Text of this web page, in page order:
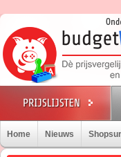
Home Nieuws